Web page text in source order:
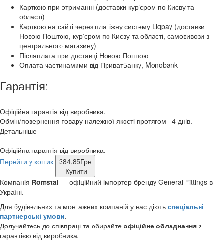
Карткою при отриманні (доставки курʼєром по Києву та
області)
Карткою на сайті через платіжну систему Liqpay (доставки
Новою Поштою, курʼєром по Києву та області, самовивози з
центрального магазину)
Післяплата при доставці Новою Поштою
Оплата частинамими від ПриватБанку, Monobank
Гарантія:
Офіційна гарантія від виробника.
Обмін/повернення товару належної якості протягом 14 днів.
Детальніше
Офіційна гарантія від виробника.
Перейти у кошик 384,85Грн
Купити
Компанія Romstal — офіційний імпортер бренду General Fittings в
Україні.
Для будівельних та монтажних компаній у нас діють спеціальні
партнерські умови.
Долучайтесь до співпраці та обирайте офіційне обладнання з
гарантією від виробника.